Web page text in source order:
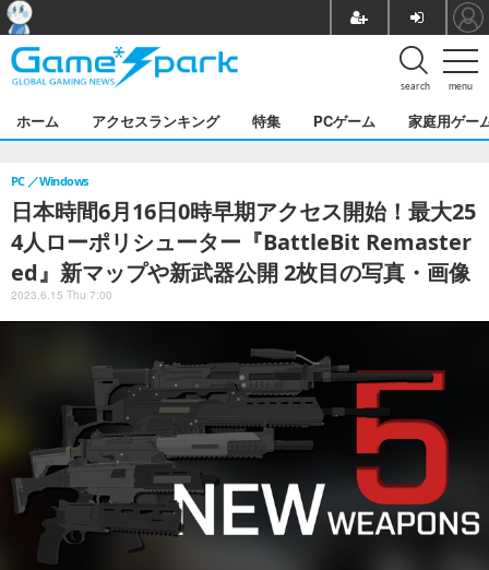
menu
search
ホーム アクセスランキング 特集 PCゲーム 家庭用ゲー
日本時間6月16日0時早期アクセス開始！最大25
4人ローポリシューター『BattleBit Remaster
ed』新マップや新武器公開 2枚目の写真・画像
PC Windows
2023.6.15 Thu 7:00